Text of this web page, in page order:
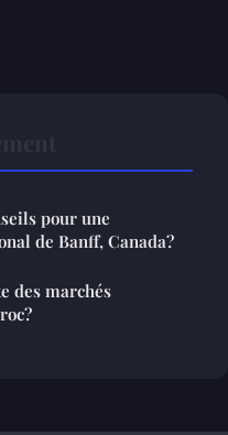
pour une
de Banff, Canada?
des marchés